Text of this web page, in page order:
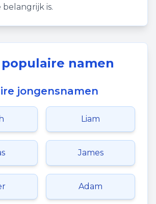
belangrijk is.
namen
jongensnamen
Liam
James
Adam